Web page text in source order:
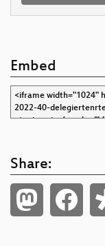
Embed
Share: